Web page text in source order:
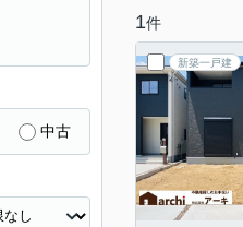
1件
新築一戸建
中古